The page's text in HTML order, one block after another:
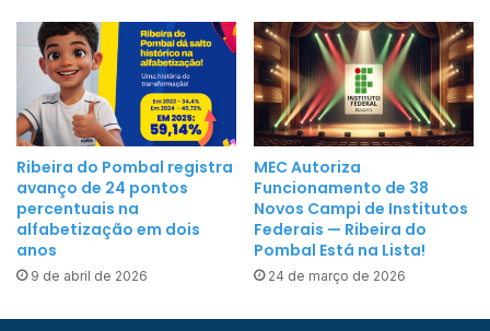
g
i
c
a
d
a
E
r
a
d
o
P
o
m
a
Ribeira do Pombal registra
avanço de 24 pontos
percentuais na
alfabetização em dois
anos
9 de abril de 2026
MEC Autoriza
Funcionamento de 38
Novos Campi de Institutos
Federais — Ribeira do
Pombal Está na Lista!
24 de março de 2026